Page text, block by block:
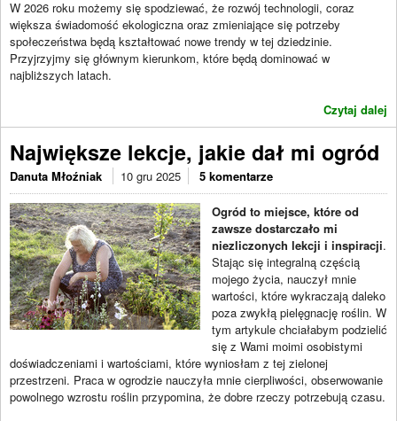
W 2026 roku możemy się spodziewać, że rozwój technologii, coraz
większa świadomość ekologiczna oraz zmieniające się potrzeby
społeczeństwa będą kształtować nowe trendy w tej dziedzinie.
Przyjrzyjmy się głównym kierunkom, które będą dominować w
najbliższych latach.
Czytaj dalej
Największe lekcje, jakie dał mi ogród
Danuta Młoźniak 10 gru 2025 5 komentarze
Ogród to miejsce, które od
zawsze dostarczało mi
niezliczonych lekcji i inspiracji.
Stając się integralną częścią
mojego życia, nauczył mnie
wartości, które wykraczają daleko
poza zwykłą pielęgnację roślin. W
tym artykule chciałabym podzielić
się z Wami moimi osobistymi
doświadczeniami i wartościami, które wyniosłam z tej zielonej
przestrzeni. Praca w ogrodzie nauczyła mnie cierpliwości, obserwowanie
powolnego wzrostu roślin przypomina, że dobre rzeczy potrzebują czasu.